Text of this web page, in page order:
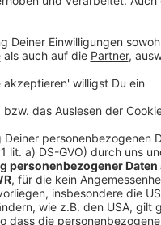
Der Weihnachtsmarkt
als 80 Aussteller bieten
Produkten – alles „Made in
Öffnungszeiten
Donnerstag, 20. November
Sonntag bis Mittwoch: